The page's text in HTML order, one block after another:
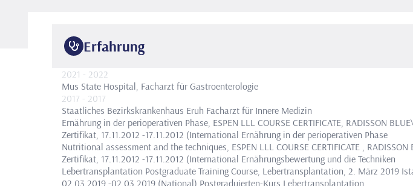
Erfahrung
2021 - 2022
Mus State Hospital, Facharzt für Gastroenterologie
2017 - 2017
Staatliches Bezirkskrankenhaus Eruh Facharzt für Innere Medizin
Ernährung in der perioperativen Phase, ESPEN LLL COURSE CERTIFICATE, RADISSON
Zertifikat, 17.11.2012 -17.11.2012 (International Ernährung in der perioperativen Phase
Nutritional assessment and the techniques, ESPEN LLL COURSE CERTIFICATE , RADISSON
Zertifikat, 17.11.2012 -17.11.2012 (International Ernährungsbewertung und die Techniken
Lebertransplantation Postgraduate Training Course, Lebertransplantation, 2. März 2019
02.03.2019 -02.03.2019 (National) Postgraduierten-Kurs Lebertransplantation